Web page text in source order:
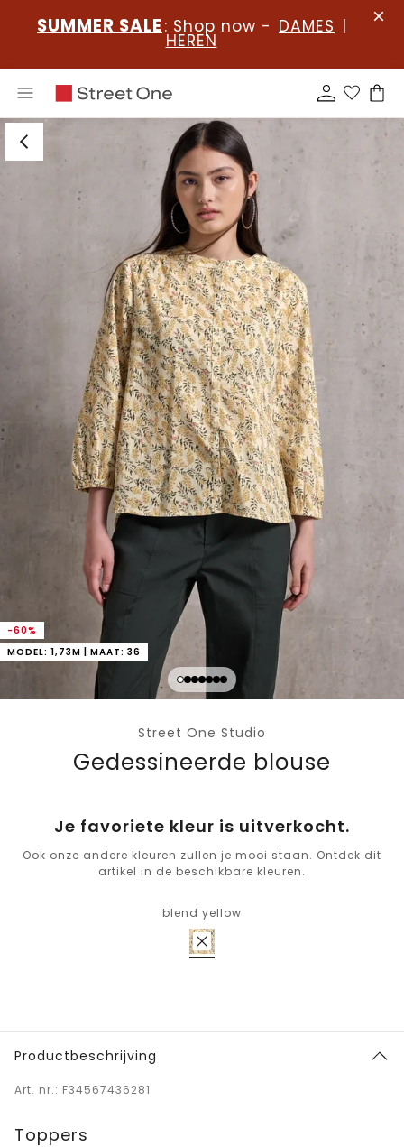
SUMMER SALE : Shop now - DAMES |
HEREN
-60%
MODEL: 1,73M | MAAT: 36
Street One Studio
Gedessineerde blouse
Je favoriete kleur is uitverkocht.
Ook onze andere kleuren zullen je mooi staan. Ontdek dit
artikel in de beschikbare kleuren.
blend yellow
Productbeschrijving
Art. nr.: F34567436281
Toppers